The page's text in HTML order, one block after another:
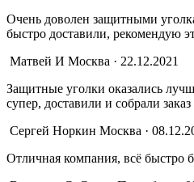
Очень доволен защитными
быстро доставили, рекомендую
Матвей И Москва · 22.12.2021
Защитные уголки оказались
супер, доставили и собрали
Сергей Норкин Москва ·
Отличная компания, всё быстро